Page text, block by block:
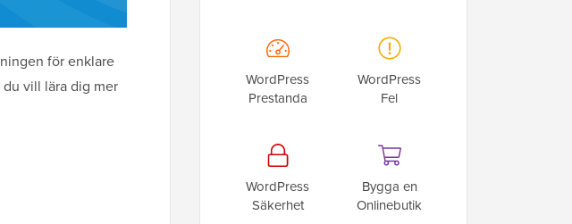
för enklare
vill lära dig mer
WordPress
Prestanda
WordPress
Fel
WordPress
Säkerhet
Bygga en
Onlinebutik